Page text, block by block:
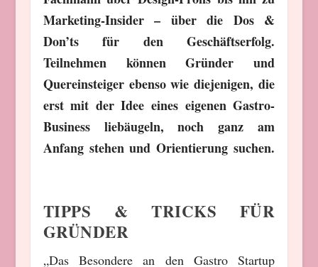
Marketing-Insider – über die Dos &
Don’ts für den Geschäftserfolg.
Teilnehmen können Gründer und
Quereinsteiger ebenso wie diejenigen, die
erst mit der Idee eines eigenen Gastro-
Business liebäugeln, noch ganz am
Anfang stehen und Orientierung suchen.
TIPPS & TRICKS FÜR
GRÜNDER
„Das Besondere an den Gastro Startup